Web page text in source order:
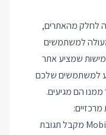
לחלק מהאתרים,
למשתמשים
שמציע אתר
למשתמשים שלכם
הם מגיעים.
מבחינת ביצועים, לקוח שמגיע מדפדפן Mobile מקבל תגובת